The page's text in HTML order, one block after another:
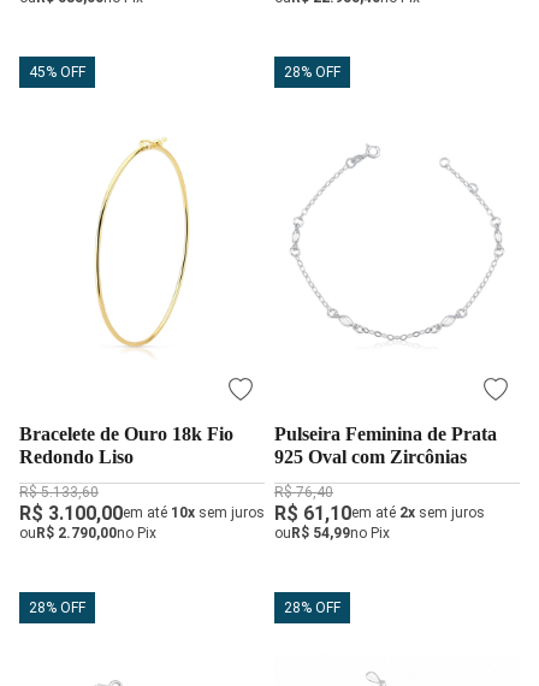
45% OFF
Bracelete de Ouro 18k Fio
Redondo Liso
R$ 5.133,60
R$ 3.100,00em até 10x sem juros
ouR$ 2.790,00no Pix
28% OFF
Pulseira Feminina de Prata
925 Oval com Zircônias
R$ 76,40
R$ 61,10em até 2x sem juros
ouR$ 54,99no Pix
28% OFF 28% OFF